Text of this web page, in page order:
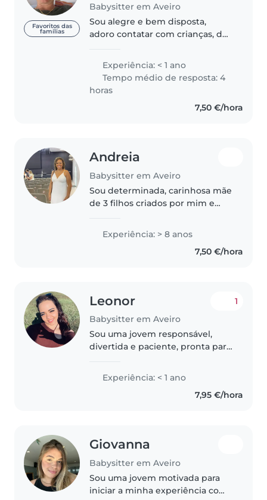
Favoritos das
famílias
Babysitter em Aveiro
Sou alegre e bem disposta,
adoro contatar com crianças, de
pequenos. Adoro dar miminho e
colinho sempre que possível…
adoro as rotinas de alimentação
e higiene..
Experiência: < 1 ano
Tempo médio de resposta: 4
horas
7,50 €/hora
Andreia
Babysitter em Aveiro
Sou determinada, carinhosa mãe
de 3 filhos criados por mim e
idosos tbm ,gostaria de ter uma
oportunidade em cuidar da..
Experiência: > 8 anos
7,50 €/hora
Leonor
Babysitter em Aveiro
1
Sou uma jovem responsável,
divertida e paciente, pronta para
experiência com bebés e estou
confortável com crianças com
Experiência: < 1 ano
7,95 €/hora
Giovanna
Babysitter em Aveiro
Sou uma jovem motivada para
iniciar a minha experiência como